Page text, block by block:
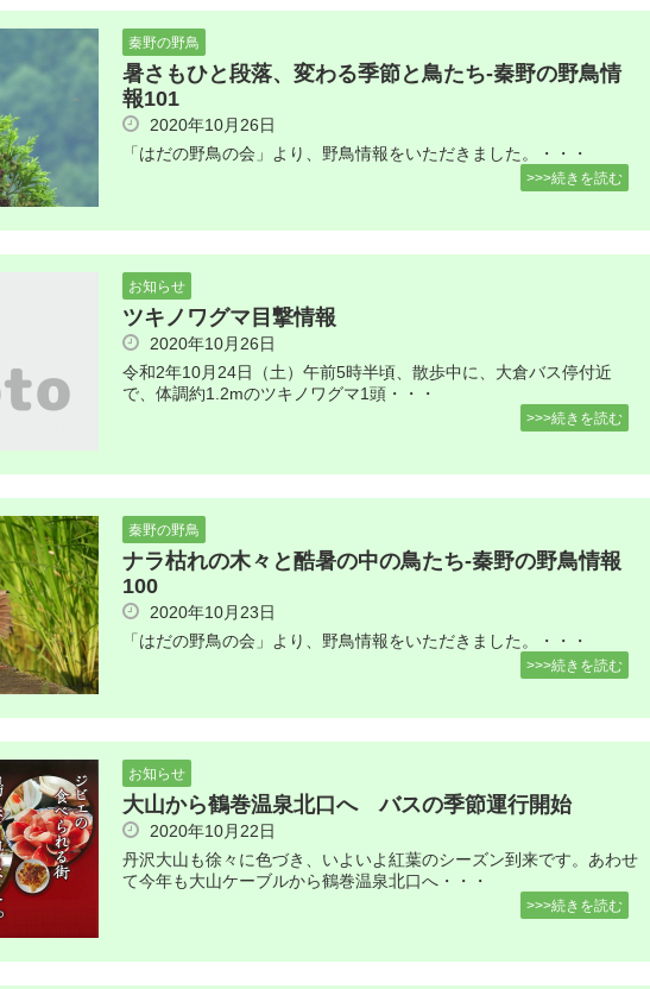
秦野の野鳥
暑さもひと段落、変わる季節と鳥たち-秦野の野鳥情
報101
2020年10月26日
「はだの野鳥の会」より、野鳥情報をいただきました。・・・
>>>続きを読む
お知らせ
ツキノワグマ目撃情報
2020年10月26日
令和2年10月24日（土）午前5時半頃、散歩中に、大倉バス停付近
で、体調約1.2mのツキノワグマ1頭・・・
>>>続きを読む
秦野の野鳥
ナラ枯れの木々と酷暑の中の鳥たち-秦野の野鳥情報
100
2020年10月23日
「はだの野鳥の会」より、野鳥情報をいただきました。・・・
>>>続きを読む
お知らせ
大山から鶴巻温泉北口へ バスの季節運行開始
2020年10月22日
丹沢大山も徐々に色づき、いよいよ紅葉のシーズン到来です。あわせ
て今年も大山ケーブルから鶴巻温泉北口へ・・・
>>>続きを読む